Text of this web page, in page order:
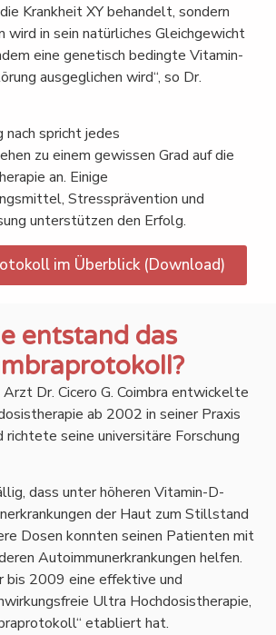
Krankheit XY behandelt, sondern
wird in sein natürliches Gleichgewicht
eine genetisch bedingte Vitamin-
ausgeglichen wird“, so Dr.
nach spricht jedes
zu einem gewissen Grad auf die
an. Einige
Stressprävention und
unterstützen den Erfolg.
im Überblick (Download)
entstand das
Arzt Dr. Cicero G. Coimbra entwickelte
ab 2002 in seiner Praxis
seine universitäre Forschung
dass unter höheren Vitamin-D-
der Haut zum Stillstand
Dosen konnten seinen Patienten mit
Autoimmunerkrankungen helfen.
bis 2009 eine effektive und
Ultra Hochdosistherapie,
etabliert hat.